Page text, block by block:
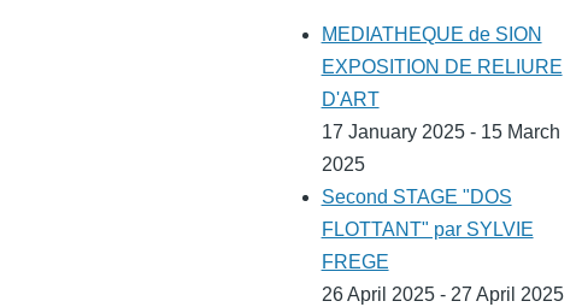
MEDIATHEQUE de SION
EXPOSITION DE RELIURE
D'ART
17 January 2025 - 15 March
2025
Second STAGE "DOS
FLOTTANT" par SYLVIE
FREGE
26 April 2025 - 27 April 2025